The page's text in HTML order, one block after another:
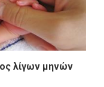
λίγων μηνών